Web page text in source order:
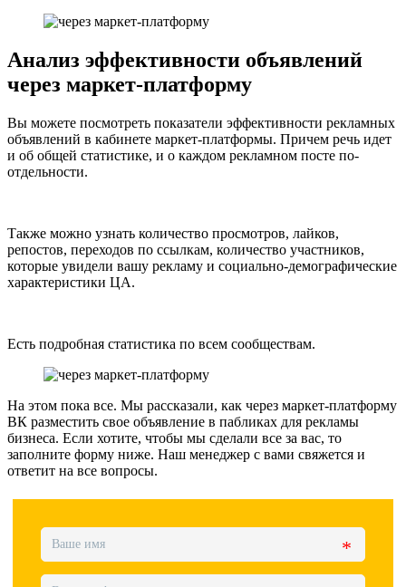
Анализ эффективности объявлений
через маркет-платформу
Вы можете посмотреть показатели эффективности рекламных
объявлений в кабинете маркет-платформы. Причем речь идет
и об общей статистике, и о каждом рекламном посте по-
отдельности.
Также можно узнать количество просмотров, лайков,
репостов, переходов по ссылкам, количество участников,
которые увидели вашу рекламу и социально-демографические
характеристики ЦА.
Есть подробная статистика по всем сообществам.
На этом пока все. Мы рассказали, как через маркет-платформу
ВК разместить свое объявление в пабликах для рекламы
бизнеса. Если хотите, чтобы мы сделали все за вас, то
заполните форму ниже. Наш менеджер с вами свяжется и
ответит на все вопросы.